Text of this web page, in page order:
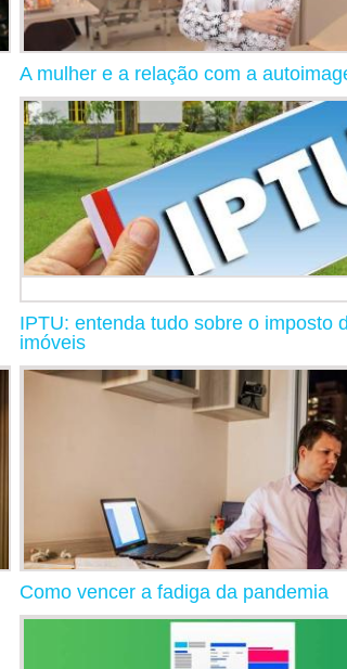
A mulher e a relação com a
IPTU: entenda tudo sobre o imposto
imóveis
Como vencer a fadiga da pandemia